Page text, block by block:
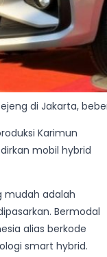
di Jakarta,
Karimun
mobil hybrid
mudah adalah
Bermodal
alias berkode
smart hybrid.